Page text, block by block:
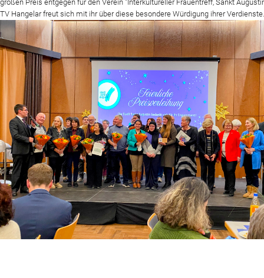
großen Preis entgegen für den Verein "Interkultureller Frauentreff, Sankt
TV Hangelar freut sich mit ihr über diese besondere Würdigung ihrer Verdienste.